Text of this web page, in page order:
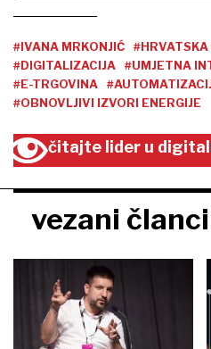
#IVANA MRKONJIĆ
#DIGITALIZACIJA
#UMJETNA
#E-TRGOVINA
#OBNOVLJIVI IZVORI ENERGIJE
čitajte lider u
vezani članci